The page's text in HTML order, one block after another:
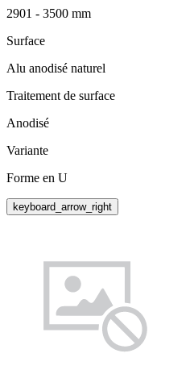
2901 - 3500 mm
Surface
Alu anodisé naturel
Traitement de surface
Anodisé
Variante
Forme en U
keyboard_arrow_right